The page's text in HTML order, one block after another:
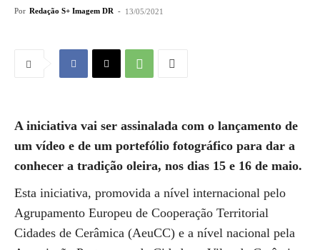
Por Redação S+ Imagem DR - 13/05/2021
A iniciativa vai ser assinalada com o lançamento de
um vídeo e de um portefólio fotográfico para dar a
conhecer a tradição oleira, nos dias 15 e 16 de maio.
Esta iniciativa, promovida a nível internacional pelo
Agrupamento Europeu de Cooperação Territorial
Cidades de Cerâmica (AeuCC) e a nível nacional pela